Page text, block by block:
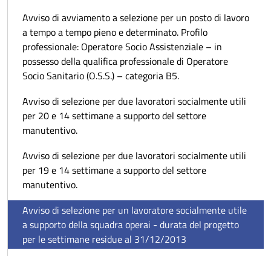
Avviso di avviamento a selezione per un posto di lavoro
a tempo a tempo pieno e determinato. Profilo
professionale: Operatore Socio Assistenziale – in
possesso della qualifica professionale di Operatore
Socio Sanitario (O.S.S.) – categoria B5.
Avviso di selezione per due lavoratori socialmente utili
per 20 e 14 settimane a supporto del settore
manutentivo.
Avviso di selezione per due lavoratori socialmente utili
per 19 e 14 settimane a supporto del settore
manutentivo.
Avviso di selezione per un lavoratore socialmente utile
a supporto della squadra operai - durata del progetto
per le settimane residue al 31/12/2013